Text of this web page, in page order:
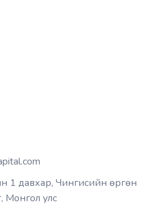
1 давхар, Чингисийн өргөн
Монгол улс